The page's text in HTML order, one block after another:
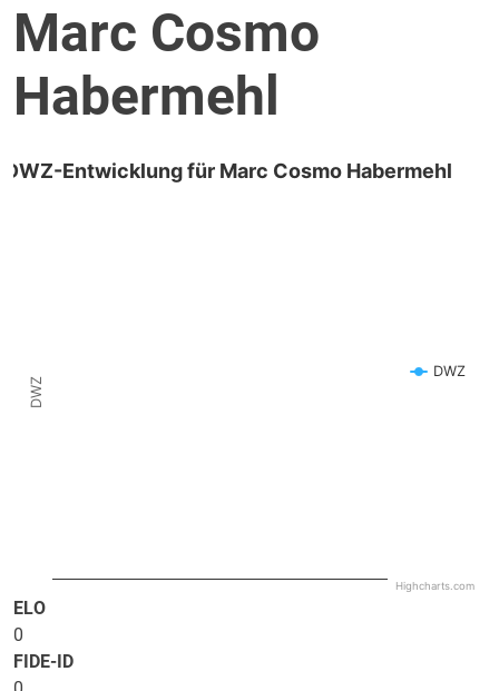
Marc Cosmo
Habermehl
DWZ
DWZ-Entwicklung für Marc Cosmo Habermehl
DWZ
Highcharts.com
ELO
0
FIDE-ID